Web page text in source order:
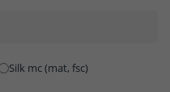
Silk mc (mat, fsc)